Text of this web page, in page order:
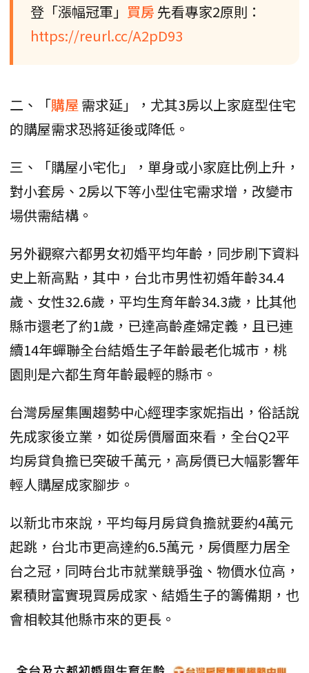
登「漲幅冠軍」 買房 先看專家2原則：
https://reurl.cc/A2pD93
二、「購屋 需求延」，尤其3房以上家庭型住宅
的購屋需求恐將延後或降低。
三、「購屋小宅化」，單身或小家庭比例上升，
對小套房、2房以下等小型住宅需求增，改變市
場供需結構。
另外觀察六都男女初婚平均年齡，同步刷下資料
史上新高點，其中，台北市男性初婚年齡34.4
歲、女性32.6歲，平均生育年齡34.3歲，比其他
縣市還老了約1歲，已達高齡產婦定義，且已連
續14年蟬聯全台結婚生子年齡最老化城市，桃
園則是六都生育年齡最輕的縣市。
台灣房屋集團趨勢中心經理李家妮指出，俗話說
先成家後立業，如從房價層面來看，全台Q2平
均房貸負擔已突破千萬元，高房價已大幅影響年
輕人購屋成家腳步。
以新北市來說，平均每月房貸負擔就要約4萬元
起跳，台北市更高達約6.5萬元，房價壓力居全
台之冠，同時台北市就業競爭強、物價水位高，
累積財富實現買房成家、結婚生子的籌備期，也
會相較其他縣市來的更長。